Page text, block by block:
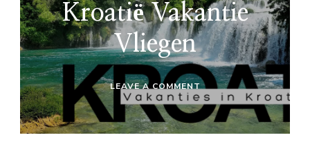
Kroatië Vakantie
Vliegen
LEAVE A COMMENTON
KROATIË
VAKANTIE
VLIEGEN